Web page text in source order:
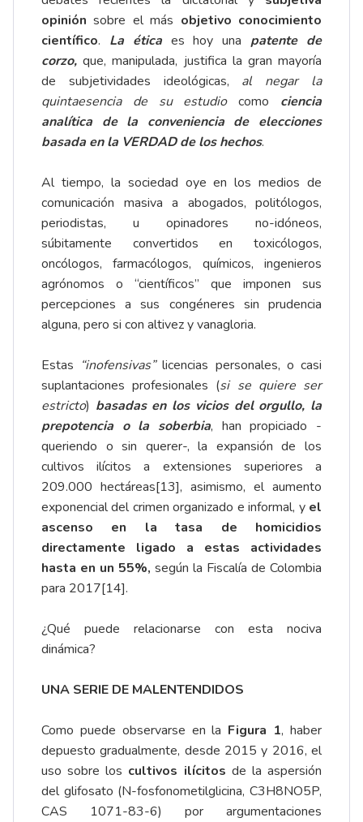
opinión sobre el más objetivo conocimiento
científico. La éticaes hoy una patente de
corzo, que, manipulada, justifica la gran mayoría
de subjetividades ideológicas, al negar la
quintaesencia de su estudiocomo ciencia
analítica de la conveniencia de elecciones
basada en la VERDAD de los hechos.
Al tiempo, la sociedad oye en los medios de
comunicación masiva a abogados, politólogos,
periodistas, u opinadores no-idóneos,
súbitamente convertidos en toxicólogos,
oncólogos, farmacólogos, químicos, ingenieros
agrónomos o “científicos” que imponen sus
percepciones a sus congéneres sin prudencia
alguna, pero si con altivez y vanagloria.
Estas “inofensivas”licencias personales, o casi
suplantaciones profesionales (si se quiere ser
estricto) basadas en los vicios del orgullo, la
prepotencia o la soberbia, han propiciado -
queriendo o sin querer-, la expansión de los
cultivos ilícitos a extensiones superiores a
209.000 hectáreas[13], asimismo, el aumento
exponencial del crimen organizado e informal, y el
ascenso en
la tasa de homicidios
directamente ligado a estas actividades
hasta en un 55%, según la Fiscalía de Colombia
para 2017[14].
¿Qué puede relacionarse con esta nociva
dinámica?
UNA SERIE DE MALENTENDIDOS
Como puede observarse en la Figura 1, haber
depuesto gradualmente, desde 2015 y 2016, el
uso sobre los cultivos ilícitos de la aspersión
del glifosato (N-fosfonometilglicina, C3H8NO5P,
CAS 1071-83-6) por argumentaciones